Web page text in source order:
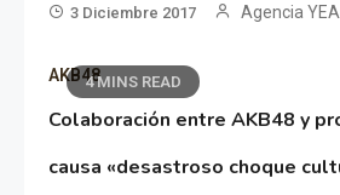
3 Diciembre 2017 Agencia YEA
4 MINS READ
AKB48
Colaboración entre AKB48 y
causa «desastroso choque